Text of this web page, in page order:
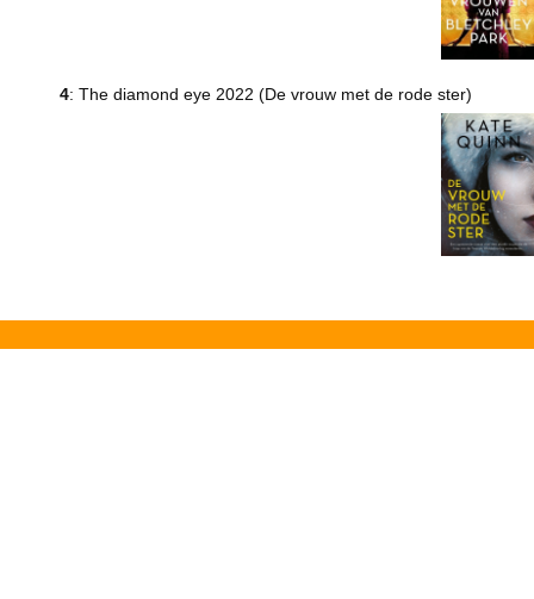
4: The diamond eye 2022 (De vrouw met de rode ster)